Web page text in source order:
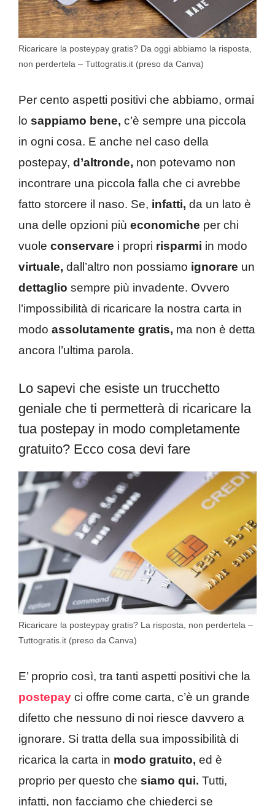
Ricaricare la posteypay gratis? Da oggi abbiamo la risposta,
non perdertela – Tuttogratis.it (preso da Canva)
Per cento aspetti positivi che abbiamo, ormai
lo sappiamo bene, c’è sempre una piccola
in ogni cosa. E anche nel caso della
postepay, d’altronde, non potevamo non
incontrare una piccola falla che ci avrebbe
fatto storcere il naso. Se, infatti, da un lato è
una delle opzioni più economiche per chi
vuole conservare i propri risparmi in modo
virtuale, dall’altro non possiamo ignorare un
dettaglio sempre più invadente. Ovvero
l’impossibilità di ricaricare la nostra carta in
modo assolutamente gratis, ma non è detta
ancora l’ultima parola.
Lo sapevi che esiste un trucchetto
geniale che ti permetterà di ricaricare la
tua postepay in modo completamente
gratuito? Ecco cosa devi fare
Ricaricare la posteypay gratis? La risposta, non perdertela –
Tuttogratis.it (preso da Canva)
E’ proprio così, tra tanti aspetti positivi che la
postepay ci offre come carta, c’è un grande
difetto che nessuno di noi riesce davvero a
ignorare. Si tratta della sua impossibilità di
ricarica la carta in modo gratuito, ed è
proprio per questo che siamo qui. Tutti,
infatti, non facciamo che chiederci se